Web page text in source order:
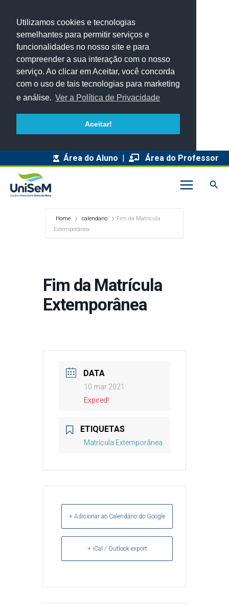
Utilizamos cookies e tecnologias
semelhantes para permitir serviços e
funcionalidades no nosso site e para
compreender a sua interação com o nosso
serviço. Ao clicar em Aceitar, você concorda
com o uso de tais tecnologias para marketing
e análise. Ver a Política de Privacidade
Aceitar!
Área do Aluno | Área do Professor
Home calendario
Fim da Matrícula
Extemporânea
Fim da Matrícula
Extemporânea
DATA
10 mar 2021
Expired!
ETIQUETAS
Matrícula Extemporânea
+ Adicionar ao Calendário do Google
+ iCal / Outlook export